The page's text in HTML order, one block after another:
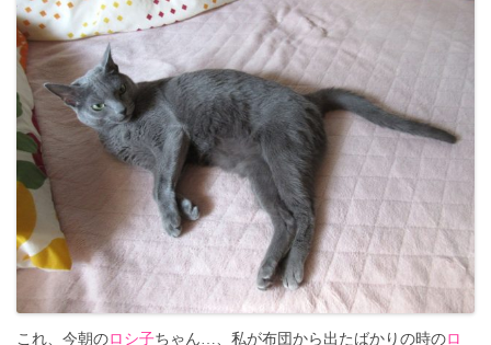
これ、今朝のロシ子ちゃん…、私が布団から出たばかりの時のロ